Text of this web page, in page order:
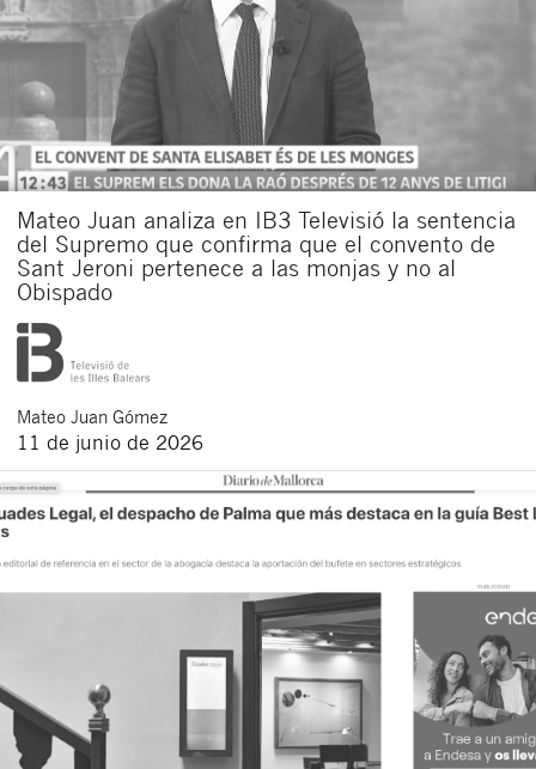
Mateo Juan analiza en IB3 Televisió la sentencia
del Supremo que confirma que el convento de
Sant Jeroni pertenece a las monjas y no al
Obispado
Mateo Juan Gómez
11 de junio de 2026
Acepto recibir comunicaciones sobre nuevos
artículos legales.
Acepto
las
condiciones
y
privacidad
Al pulsar el botón de envío manifiesta haber leído la siguiente
información básica sobre privacidad: El responsable del tratamiento
es Buades Legal S.L. La finalidad es la atención a su solicitud. Tiene
derecho a acceder, rectificar y suprimir los datos, así como otros
derechos como se explica en lapolítica de privacidad de nuestra web